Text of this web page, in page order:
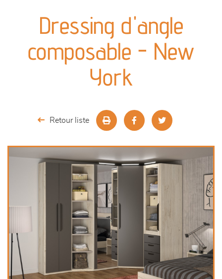
meubles de complément
chambres et dressing
Dressing d'angle
composable - New
York
Retour liste